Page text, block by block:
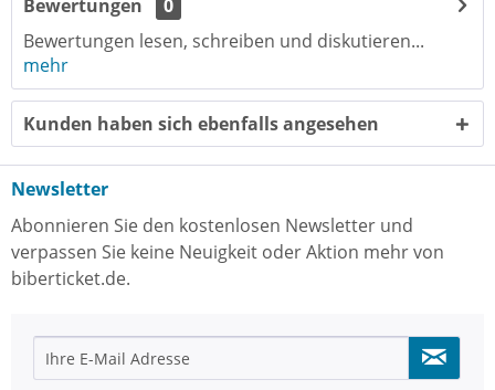
Bewertungen
0
Bewertungen lesen, schreiben und diskutieren...
mehr
Kunden haben sich ebenfalls angesehen
Newsletter
Abonnieren Sie den kostenlosen Newsletter und
verpassen Sie keine Neuigkeit oder Aktion mehr von
biberticket.de.